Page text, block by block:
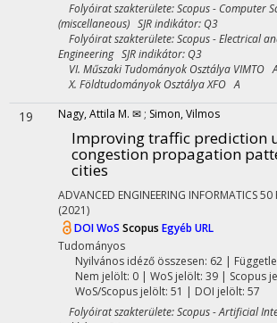
Folyóirat szakterülete: Scopus - Computer
(miscellaneous) SJR indikátor: Q3
Folyóirat szakterülete: Scopus - Electrical
Engineering SJR indikátor: Q3
VI. Műszaki Tudományok Osztálya VIMTO A
X. Földtudományok Osztálya XFO A
19 Nagy, Attila M. ✉ ; Simon, Vilmos
Improving traffic prediction
congestion propagation
cities
ADVANCED ENGINEERING INFORMATICS50
(2021)
DOIWoS Scopus Egyéb URL
Tudományos
Nyilvános idéző összesen: 62|
Nem jelölt: 0 | WoS jelölt: 39 | Scopus
WoS/Scopus jelölt: 51 | DOI jelölt: 57
Folyóirat szakterülete: Scopus - Artificial